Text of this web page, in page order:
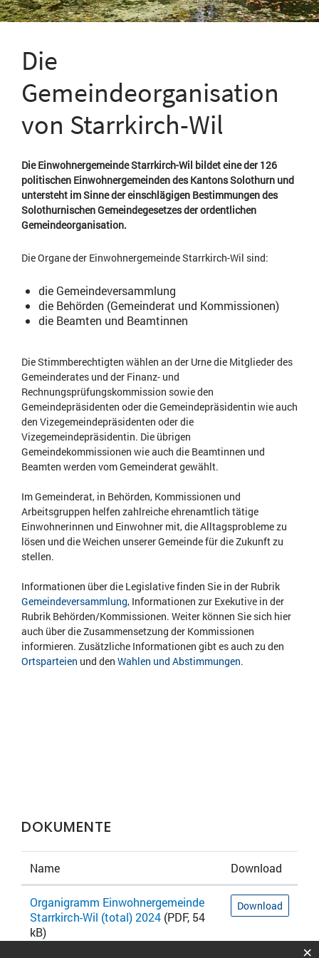
Die
Gemeindeorganisation
von Starrkirch-Wil
Die Einwohnergemeinde Starrkirch-Wil bildet eine der 126
politischen Einwohnergemeinden des Kantons Solothurn und
untersteht im Sinne der einschlägigen Bestimmungen des
Solothurnischen Gemeindegesetzes der ordentlichen
Gemeindeorganisation.
Die Organe der Einwohnergemeinde Starrkirch-Wil sind:
die Gemeindeversammlung
die Behörden (Gemeinderat und Kommissionen)
die Beamten und Beamtinnen
Die Stimmberechtigten wählen an der Urne die Mitglieder des
Gemeinderates und der Finanz- und
Rechnungsprüfungskommission sowie den
Gemeindepräsidenten oder die Gemeindepräsidentin wie auch
den Vizegemeindepräsidenten oder die
Vizegemeindepräsidentin. Die übrigen
Gemeindekommissionen wie auch die Beamtinnen und
Beamten werden vom Gemeinderat gewählt.
Im Gemeinderat, in Behörden, Kommissionen und
Arbeitsgruppen helfen zahlreiche ehrenamtlich tätige
Einwohnerinnen und Einwohner mit, die Alltagsprobleme zu
lösen und die Weichen unserer Gemeinde für die Zukunft zu
stellen.
Informationen über die Legislative finden Sie in der Rubrik
Gemeindeversammlung, Informationen zur Exekutive in der
Rubrik Behörden/Kommissionen. Weiter können Sie sich hier
auch über die Zusammensetzung der Kommissionen
informieren. Zusätzliche Informationen gibt es auch zu den
Ortsparteien und den Wahlen und Abstimmungen.
DOKUMENTE
Name Download
Organigramm Einwohnergemeinde
Starrkirch-Wil (total) 2024 (PDF, 54
kB)
Download
×